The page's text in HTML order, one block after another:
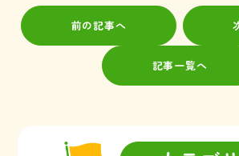
前の記事へ
記事一覧へ